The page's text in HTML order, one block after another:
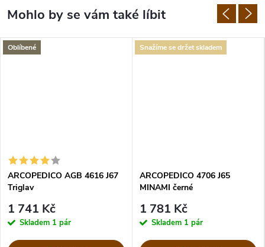
Oblíbené
ARCOPEDICO AGB 4616 J67
Triglav
1 741 Kč
Skladem 1 pár
Snažíme se držet skladem
ARCOPEDICO 4706 J65
MINAMI černé
1 781 Kč
Skladem 1 pár